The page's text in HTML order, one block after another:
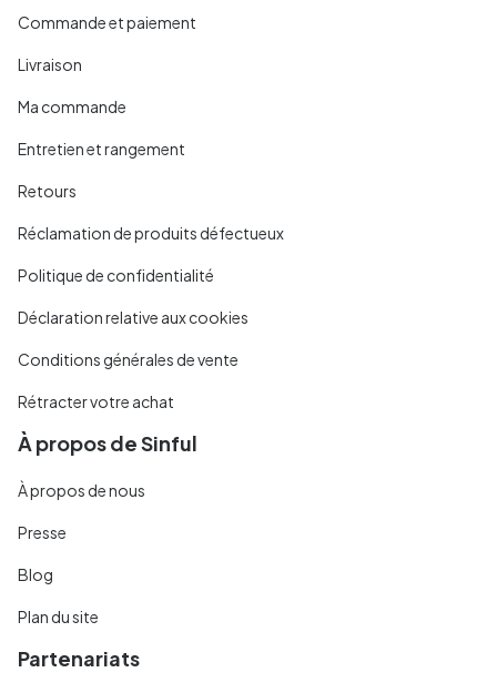
Commande et paiement
Livraison
Ma commande
Entretien et rangement
Retours
Réclamation de produits défectueux
Politique de confidentialité
Déclaration relative aux cookies
Conditions générales de vente
Rétracter votre achat
À propos de Sinful
À propos de nous
Presse
Blog
Plan du site
Partenariats